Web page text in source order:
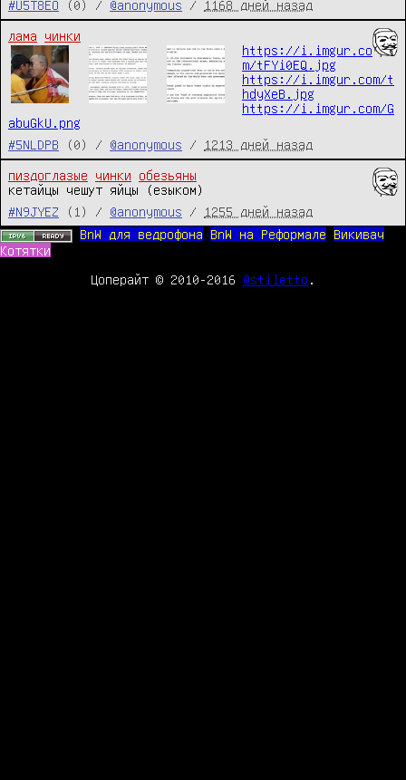
#U5T8EO
(0) / @anonymous / 1168 дней назад
лама
чинки
https://i.imgur.co
m/tFYi0EQ.jpg
https://i.imgur.com/t
hdyXeB.jpg
https://i.imgur.com/G
abuGkU.png
#5NLDPB
(0) / @anonymous / 1213 дней назад
пиздоглазые чинки
обезьяны
кетайцы чешут яйцы (езыком)
#N9JYEZ
(1) / @anonymous /
1255 дней назад
BnW для ведрофона
BnW на Реформале
Викивач
Котятки
Цоперайт © 2010-2016 @stiletto